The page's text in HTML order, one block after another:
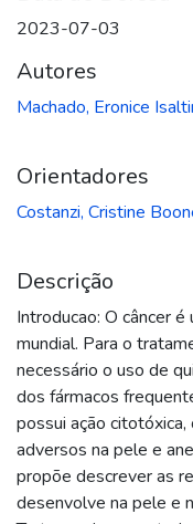
2023-07-03
Autores
Machado, Eronice
Orientadores
Costanzi, Cristine
Descrição
Introducao: O câncer
mundial. Para o
necessário o uso de
dos fármacos
possui ação
adversos na pele e
propõe descrever as
desenvolve na pele e